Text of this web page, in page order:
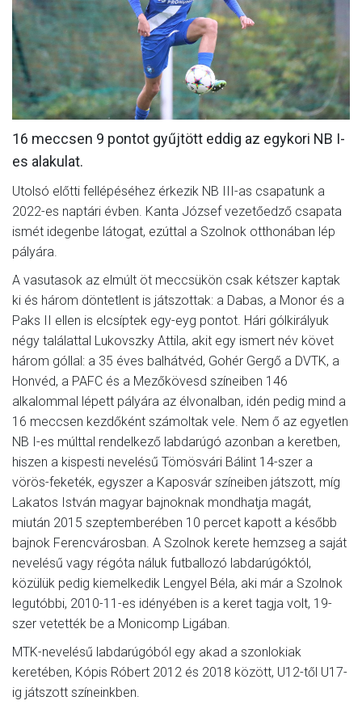
MÉRKŐZÉSEK
KLUB
GALÉRIA
SZURKOLÓI ÉLMÉNYEK
16 meccsen 9 pontot gyűjtött eddig az egykori NB I-
es alakulat.
Utolsó előtti fellépéséhez érkezik NB III-as csapatunk a
2022-es naptári évben. Kanta József vezetőedző csapata
ismét idegenbe látogat, ezúttal a Szolnok otthonában lép
pályára.
A vasutasok az elmúlt öt meccsükön csak kétszer kaptak
ki és három döntetlent is játszottak: a Dabas, a Monor és a
Paks II ellen is elcsíptek egy-eyg pontot. Hári gólkirályuk
négy találattal Lukovszky Attila, akit egy ismert név követ
három góllal: a 35 éves balhátvéd, Gohér Gergő a DVTK, a
Honvéd, a PAFC és a Mezőkövesd színeiben 146
alkalommal lépett pályára az élvonalban, idén pedig mind a
16 meccsen kezdőként számoltak vele. Nem ő az egyetlen
NB I-es múlttal rendelkező labdarúgó azonban a keretben,
hiszen a kispesti nevelésű Tömösvári Bálint 14-szer a
vörös-feketék, egyszer a Kaposvár színeiben játszott, míg
Lakatos István magyar bajnoknak mondhatja magát,
miután 2015 szeptemberében 10 percet kapott a később
bajnok Ferencvárosban. A Szolnok kerete hemzseg a saját
nevelésű vagy régóta náluk futballozó labdarúgóktól,
közülük pedig kiemelkedik Lengyel Béla, aki már a Szolnok
legutóbbi, 2010-11-es idényében is a keret tagja volt, 19-
szer vetették be a Monicomp Ligában.
MTK-nevelésű labdarúgóból egy akad a szonlokiak
keretében, Kópis Róbert 2012 és 2018 között, U12-től U17-
ig játszott színeinkben.